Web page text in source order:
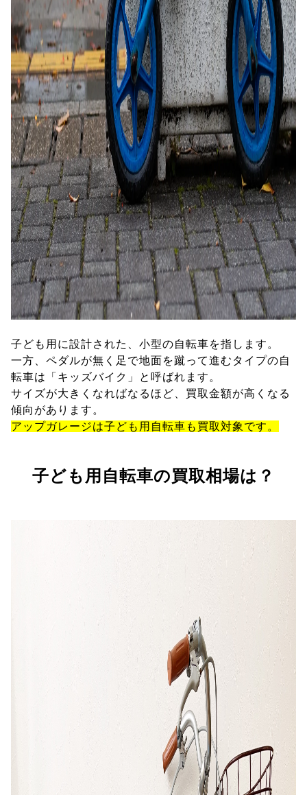
子ども用に設計された、小型の自転車を指します。
一方、ペダルが無く足で地面を蹴って進むタイプの自
転車は「キッズバイク」と呼ばれます。
サイズが大きくなればなるほど、買取金額が高くなる
傾向があります。
アップガレージは子ども用自転車も買取対象です。
子ども用自転車の買取相場は？